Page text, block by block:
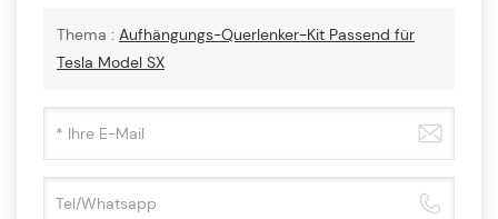
Thema : Aufhängungs-Querlenker-Kit Passend für
Tesla Model SX